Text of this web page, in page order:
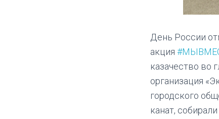
День России
акция
казачество во
организация
городского
канат,